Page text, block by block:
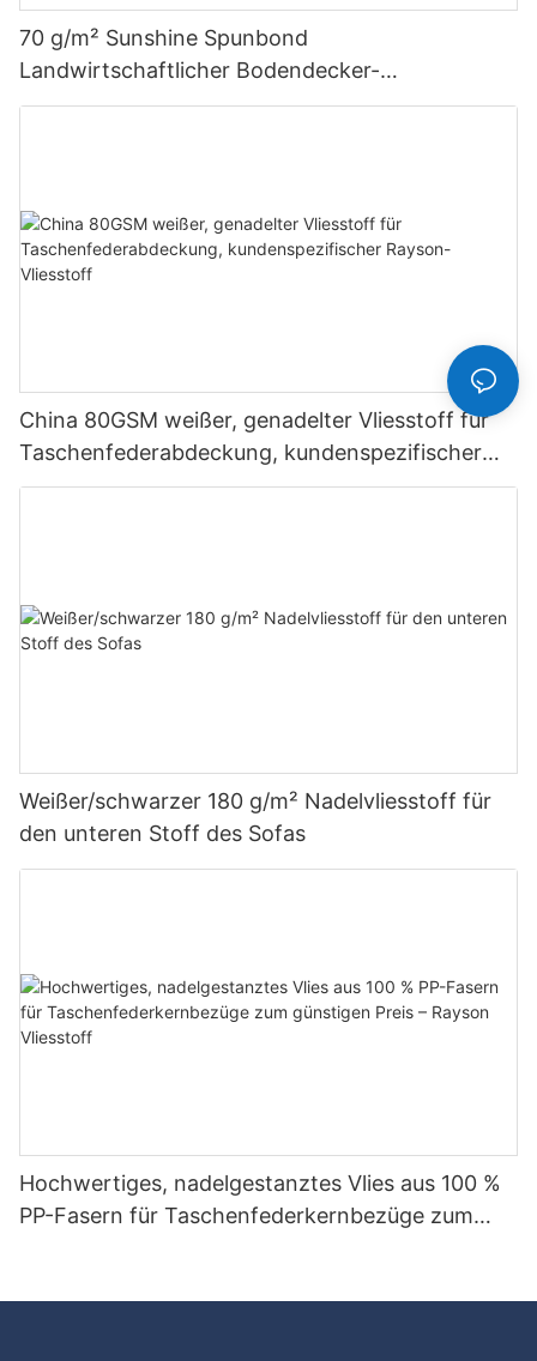
70 g/m² Sunshine Spunbond
Landwirtschaftlicher Bodendecker-
Gartenvliesstoff
China 80GSM weißer, genadelter Vliesstoff für
Taschenfederabdeckung, kundenspezifischer
Rayson-Vliesstoff
Weißer/schwarzer 180 g/m² Nadelvliesstoff für
den unteren Stoff des Sofas
Hochwertiges, nadelgestanztes Vlies aus 100 %
PP-Fasern für Taschenfederkernbezüge zum